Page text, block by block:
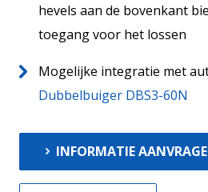
Actueel
Contact
hevels aan de bovenkant
toegang voor het lossen
Mogelijke integratie met
Dubbelbuiger DBS3-60N
INFORMATIE